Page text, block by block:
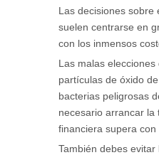
Las decisiones sobre
suelen centrarse en
con los inmensos
Las malas
partículas de óxido
bacterias peligrosas
necesario arrancar
financiera supera
También debes